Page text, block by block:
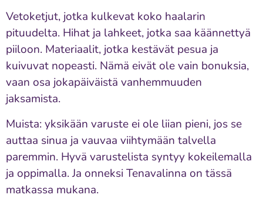
Vetoketjut, jotka kulkevat koko haalarin
pituudelta. Hihat ja lahkeet, jotka saa käännettyä
piiloon. Materiaalit, jotka kestävät pesua ja
kuivuvat nopeasti. Nämä eivät ole vain bonuksia,
vaan osa jokapäiväistä vanhemmuuden
jaksamista.
Muista: yksikään varuste ei ole liian pieni, jos se
auttaa sinua ja vauvaa viihtymään talvella
paremmin. Hyvä varustelista syntyy kokeilemalla
ja oppimalla. Ja onneksi Tenavalinna on tässä
matkassa mukana.